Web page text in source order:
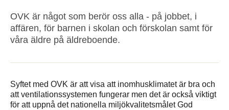
OVK är något som berör oss alla - på jobbet, i
affären, för barnen i skolan och förskolan samt för
våra äldre på äldreboende.
Syftet med OVK är att visa att inomhusklimatet är bra och
att ventilationssystemen fungerar men det är också viktigt
för att uppnå det nationella miljökvalitetsmålet God